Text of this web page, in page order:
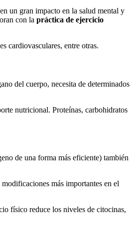
un gran impacto en la salud mental y
con la práctica de ejercicio
cardiovasculares, entre otras.
del cuerpo, necesita de determinados
nutricional. Proteínas, carbohidratos
de una forma más eficiente) también
más importantes en el
físico reduce los niveles de citocinas,